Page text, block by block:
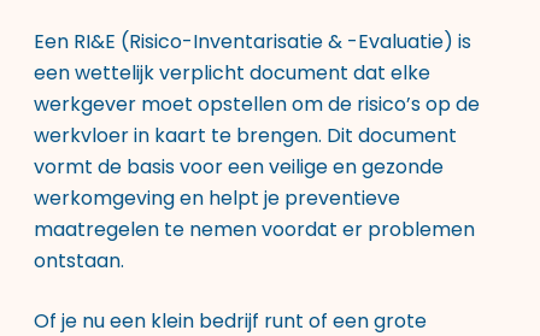
Een RI&E (Risico-Inventarisatie & -Evaluatie) is
een wettelijk verplicht document dat elke
werkgever moet opstellen om de risico’s op de
werkvloer in kaart te brengen. Dit document
vormt de basis voor een veilige en gezonde
werkomgeving en helpt je preventieve
maatregelen te nemen voordat er problemen
ontstaan.
Of je nu een klein bedrijf runt of een grote